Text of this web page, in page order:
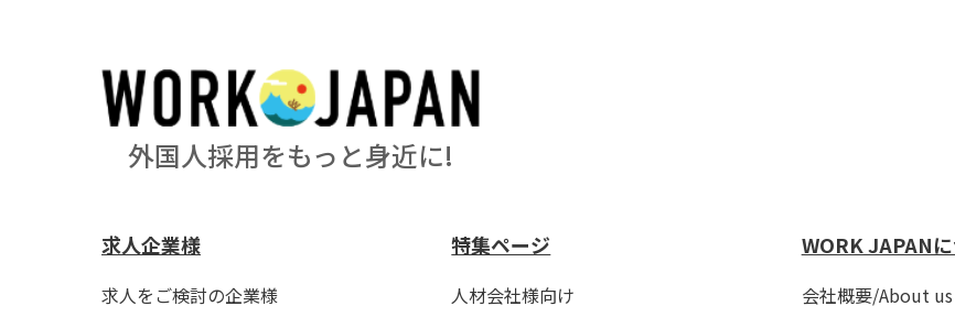
外国人採用をもっと身近に!
求人企業様
求人をご検討の企業様
特集ページ
人材会社様向け
WORK JAPAN
会社概要/About us